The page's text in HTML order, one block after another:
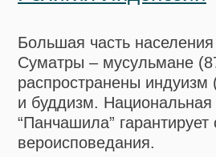
Большая часть
Суматры – мусульмане
распространены
и буддизм.
“Панчашила” гарантирует
вероисповедания.